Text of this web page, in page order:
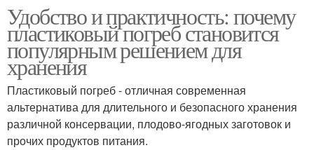
Удобство и практичность: почему
пластиковый погреб становится
популярным решением для
хранения
Пластиковый погреб - отличная современная
альтернатива для длительного и безопасного хранения
различной консервации, плодово-ягодных заготовок и
прочих продуктов питания.